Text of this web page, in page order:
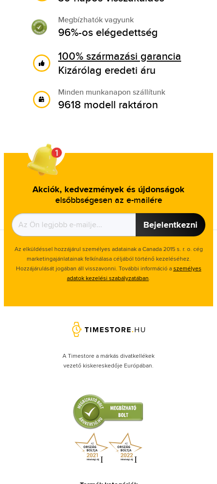
Megbízhatók vagyunk
96%-os elégedettség
100% származási garancia
Kizárólag eredeti áru
Minden munkanapon szállítunk
9618 modell raktáron
Akciók, kedvezmények és újdonságok
elsőbbségesen az e-mailére
Bejelentkezni
Az elküldéssel hozzájárul személyes adatainak a Canada 2015 s. r. o. cég
marketingajánlatainak felkínálasa céljából történő kezeléséhez.
Hozzájárulását jogában áll visszavonni. További információ aszemélyes
adatok kezelési szabályzatában.
A Timestore a márkás divatkellékek
vezető kiskereskedője Európában.